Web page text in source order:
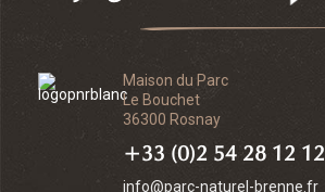
Maison du Parc
Le Bouchet
36300 Rosnay
+33 (0)2 54 28 12 12
info@parc-naturel-brenne.fr